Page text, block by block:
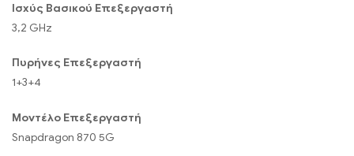
Ισχύς Βασικού Επεξεργαστή
3,2 GHz
Πυρήνες Επεξεργαστή
1+3+4
Μοντέλο Επεξεργαστή
Snapdragon 870 5G